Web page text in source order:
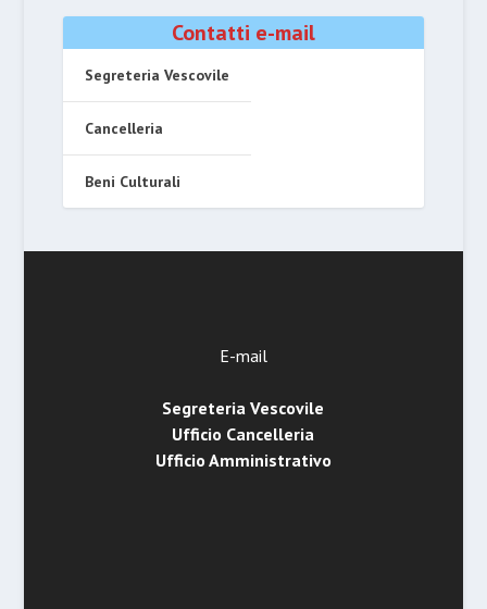
Contatti e-mail
Segreteria Vescovile
Cancelleria
Beni Culturali
E-mail
Segreteria Vescovile
Ufficio Cancelleria
Ufficio Amministrativo